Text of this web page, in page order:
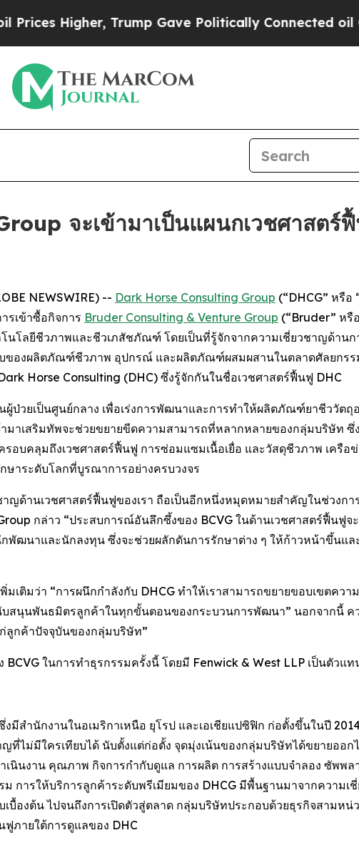
Trump Gave Politically Connected oil
จะเข้ามาเป็นแผนกเวชศาสตร์
NEWSWIRE) -- Dark Horse Consulting Group (“DHCG” หรื
รเข้าซื้อกิจการ Bruder Consulting & Venture Group (“Bruder” หรื
นโลยีชีวภาพและชีวเภสัชภัณฑ์ โดยเป็นที่รู้จักจากความเชี่ยวชาญด้า
ของผลิตภัณฑ์ชีวภาพ อุปกรณ์ และผลิตภัณฑ์ผสมผสานในตลาดศัลยกรร
Horse Consulting (DHC) ซึ่งรู้จักกันในชื่อเวชศาสตร์ฟื้นฟู DHC
ป่วยเป็นศูนย์กลาง เพื่อเร่งการพัฒนาและการทำให้ผลิตภัณฑ์ยาชีววัตถุ
มาเสริมทัพจะช่วยขยายขีดความสามารถที่หลากหลายของกลุ่มบริษัท ซึ่
รอบคลุมถึงเวชศาสตร์ฟื้นฟู การซ่อมแซมเนื้อเยื่อ และวัสดุชีวภาพ เครือ
ษาระดับโลกที่บูรณาการอย่างครบวงจร
ญด้านเวชศาสตร์ฟื้นฟูของเรา ถือเป็นอีกหนึ่งหมุดหมายสำคัญในช่วงกา
กล่าว “ประสบการณ์อันลึกซึ้งของ BCVG ในด้านเวชศาสตร์ฟื้นฟู
ฒนาและนักลงทุน ซึ่งจะช่วยผลักดันการรักษาต่าง ๆ ให้ก้าวหน้าขึ้นและ
มเติมว่า “การผนึกกำลังกับ DHCG ทำให้เราสามารถขยายขอบเขตค
บสนุนพันธมิตรลูกค้าในทุกขั้นตอนของกระบวนการพัฒนา” นอกจากนี้ ค
ลูกค้าปัจจุบันของกลุ่มบริษัท”
ในการทำธุรกรรมครั้งนี้ โดยมี Fenwick & West LLP เป็นตัวแท
มีสำนักงานในอเมริกาเหนือ ยุโรป และเอเชียแปซิฟิก ก่อตั้งขึ้นในปี
ไม่มีใครเทียบได้ นับตั้งแต่ก่อตั้ง จุดมุ่งเน้นของกลุ่มบริษัทได้ขยายออก
นงาน คุณภาพ กิจการกำกับดูแล การผลิต การสร้างแบบจำลอง ซัพพล
การให้บริการลูกค้าระดับพรีเมียมของ DHCG มีพื้นฐานมาจากความ
งต้น ไปจนถึงการเปิดตัวสู่ตลาด กลุ่มบริษัทประกอบด้วยธุรกิจสามหน่
ฟูภายใต้การดูแลของ DHC